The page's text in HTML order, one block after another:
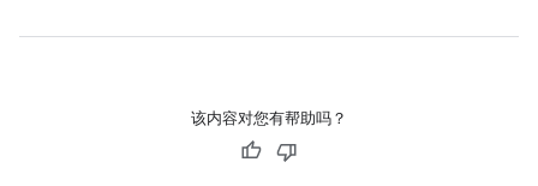
该内容对您有帮助吗？